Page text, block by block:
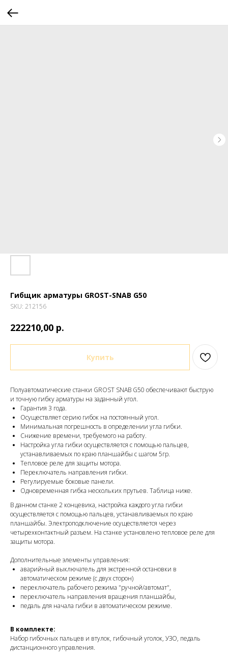
Гибщик арматуры GROST-SNAB G50
SKU: 212156
222210,00 р.
Купить
Полуавтоматические станки GROST SNAB G50 обеспечивают быструю
и точную гибку арматуры на заданный угол.
Гарантия 3 года.
Осуществляет серию гибок на постоянный угол.
Минимальная погрешность в определении угла гибки.
Снижение времени, требуемого на работу.
Настройка угла гибки осуществляется с помощью пальцев,
устанавливаемых по краю планшайбы с шагом 5гр.
Тепловое реле для защиты мотора.
Переключатель направления гибки.
Регулируемые боковые панели.
Одновременная гибка нескольких прутьев. Таблица ниже.
В данном станке 2 концевика, настройка каждого угла гибки
осуществляется с помощью пальцев, устанавливаемых по краю
планшайбы. Электроподключение осуществляется через
четырехконтактный разъем. На станке установлено тепловое реле для
защиты мотора.
Дополнительные элементы управления:
аварийный выключатель для экстренной остановки в
автоматическом режиме (с двух сторон)
переключатель рабочего режима "ручной/автомат",
переключатель направления вращения планшайбы,
педаль для начала гибки в автоматическом режиме.
В комплекте:
Набор гибочных пальцев и втулок, гибочный уголок, УЗО, педаль
дистанционного управления.